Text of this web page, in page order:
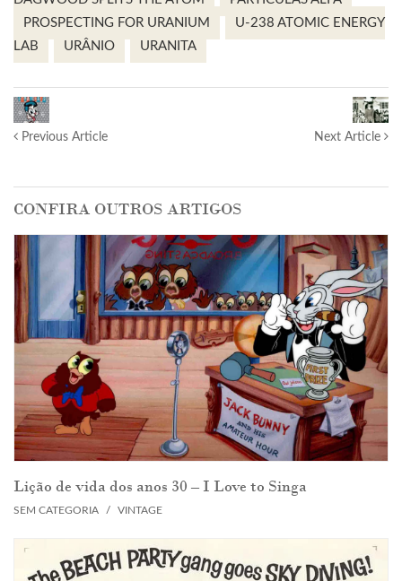
PROSPECTING FOR URANIUM
U-238 ATOMIC ENERGY
LAB
URÂNIO URANITA
Previous Article Next Article
CONFIRA OUTROS ARTIGOS
Lição de vida dos anos 30 – I Love to Singa
SEM CATEGORIA / VINTAGE